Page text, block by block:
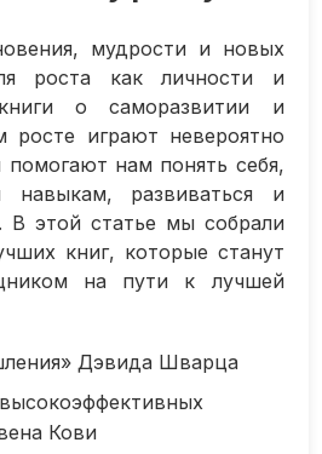
мудрости и новых
роста как личности и
о саморазвитии и
росте играют невероятно
нам понять себя,
навыкам, развиваться и
В этой статье мы собрали
книг, которые станут
на пути к лучшей
Дэвида Шварца
Кови